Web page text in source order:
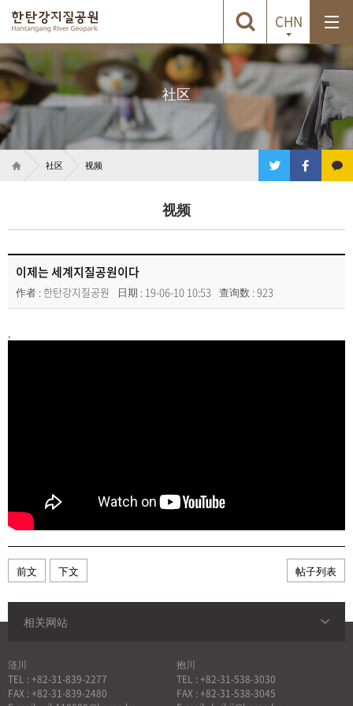
CHN
社区
社区 视频
视频
이제는 세계지질공원이다
作者 : 한탄강지질공원 日期 : 19-06-10 10:53 查询数 : 923
.
前文 下文 帖子列表
涟川
TEL : +82-31-839-2277
FAX : +82-31-839-2480
抱川
TEL : +82-31-538-3030
FAX : +82-31-538-3045
相关网站